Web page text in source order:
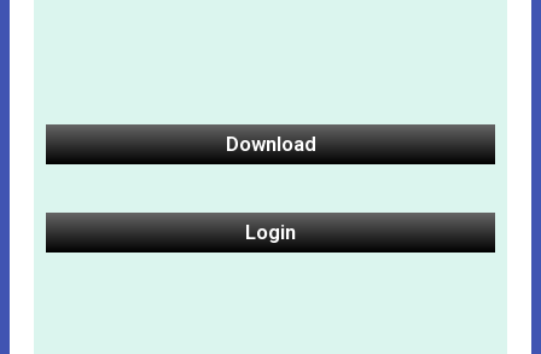
Download
Login